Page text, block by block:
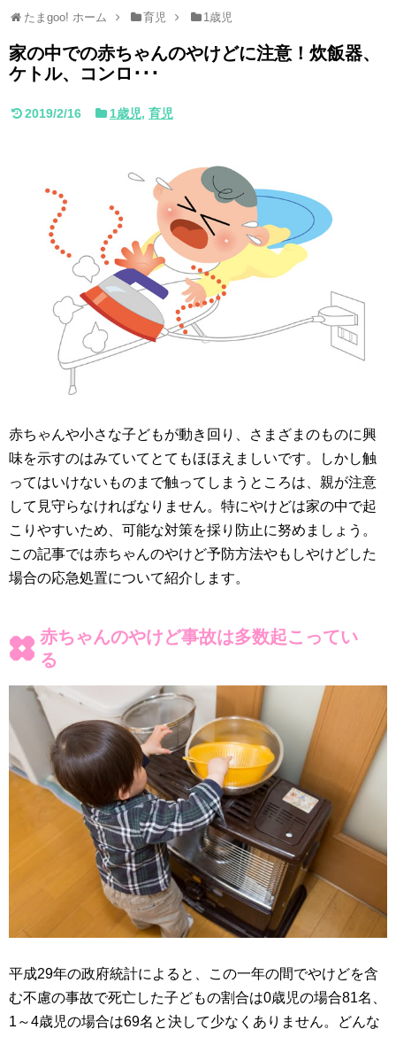
たまgoo! ホーム 育児 1歳児
家の中での赤ちゃんのやけどに注意！炊飯器、
ケトル、コンロ･･･
2019/2/16 1歳児, 育児
赤ちゃんや小さな子どもが動き回り、さまざまのものに興
味を示すのはみていてとてもほほえましいです。しかし触
ってはいけないものまで触ってしまうところは、親が注意
して見守らなければなりません。特にやけどは家の中で起
こりやすいため、可能な対策を採り防止に努めましょう。
この記事では赤ちゃんのやけど予防方法やもしやけどした
場合の応急処置について紹介します。
赤ちゃんのやけど事故は多数起こってい
る
平成29年の政府統計によると、この一年の間でやけどを含
む不慮の事故で死亡した子どもの割合は0歳児の場合81名、
1～4歳児の場合は69名と決して少なくありません。どんな